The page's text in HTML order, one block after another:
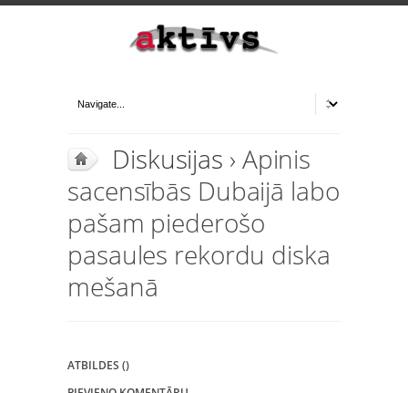
Diskusijas › Apinis
sacensībās Dubaijā labo
pašam piederošo
pasaules rekordu diska
mešanā
ATBILDES ()